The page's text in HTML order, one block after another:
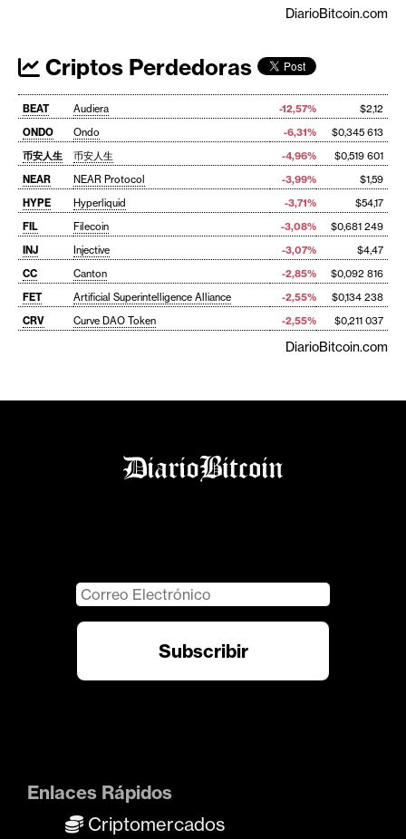
DiarioBitcoin.com
Criptos Perdedoras
BEAT Audiera -12,57%
$2,12
ONDO
Ondo -6,31%
$0,345 613
币安人生
币安人生 -4,96%
$0,519 601
NEAR
NEAR Protocol -3,99%
$1,59
HYPE
Hyperliquid -3,71%
$54,17
FIL
Filecoin -3,08%
$0,681 249
INJ
Injective -3,07%
$4,47
CC
Canton -2,85%
$0,092 816
FET
Artificial Superintelligence Alliance -2,55%
$0,134 238
CRV
Curve DAO Token -2,55% $0,211 037
DiarioBitcoin.com
Enlaces Rápidos
Criptomercados